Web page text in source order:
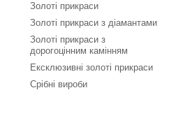
Золоті прикраси
Золоті прикраси з діамантами
Золоті прикраси з
дорогоцінним камінням
Ексклюзивні золоті прикраси
Срібні вироби